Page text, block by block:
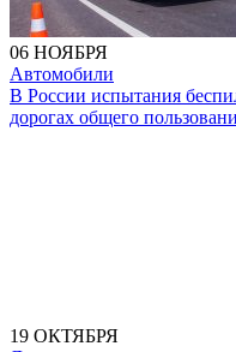
06 НОЯБРЯ
Автомобили
В России испытания
дорогах общего
19 ОКТЯБРЯ